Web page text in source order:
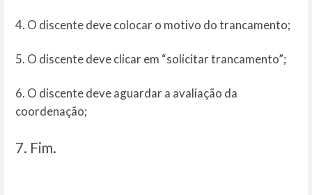
4. O discente deve colocar o motivo do trancamento;
5. O discente deve clicar em “solicitar trancamento”;
6. O discente deve aguardar a avaliação da
coordenação;
7. Fim.